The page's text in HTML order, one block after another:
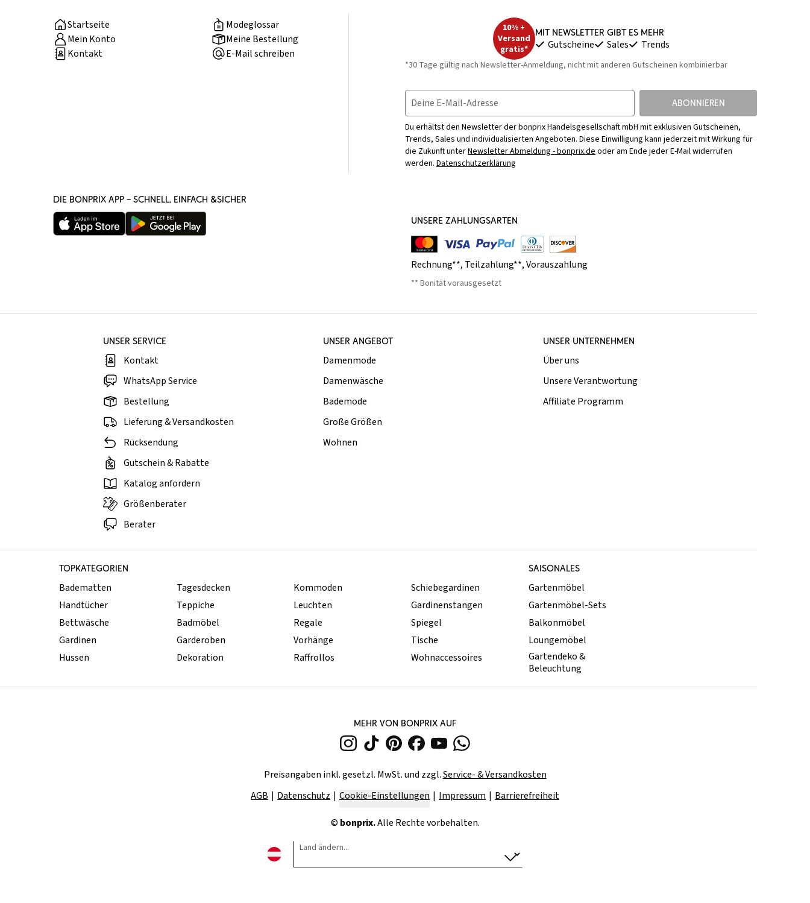
Startseite
Modeglossar
Mein Konto
Meine Bestellung
Kontakt
E-Mail schreiben
10% +
Versand
gratis*
Mit Newsletter gibt es mehr
Gutscheine Sales Trends
*30 Tage gültig nach Newsletter-Anmeldung, nicht mit anderen Gutscheinen kombinierbar
Deine E-Mail-Adresse ABONNIEREN
Du erhältst den Newsletter der bonprix Handelsgesellschaft mbH mit exklusiven Gutscheinen,
Trends, Sales und individualisierten Angeboten. Diese Einwilligung kann jederzeit mit Wirkung für
die Zukunft unterNewsletter Abmeldung - bonprix.deoder am Ende jeder E-Mail widerrufen
werden. Datenschutzerklärung
DIE BONPRIX APP – SCHNELL, EINFACH &SICHER
UNSERE ZAHLUNGSARTEN
Rechnung**, Teilzahlung**,Vorauszahlung
** Bonität vorausgesetzt
UNSER SERVICE
Kontakt
WhatsApp Service
Bestellung
Lieferung & Versandkosten
Rücksendung
Gutschein & Rabatte
Katalog anfordern
Größenberater
Berater
UNSER ANGEBOT
Damenmode
Damenwäsche
Bademode
Große Größen
Wohnen
UNSER UNTERNEHMEN
Über uns
Unsere Verantwortung
Affiliate Programm
TOPKATEGORIEN SAISONALES
Badematten
Handtücher
Bettwäsche
Gardinen
Hussen
Tagesdecken
Teppiche
Badmöbel
Garderoben
Dekoration
Kommoden
Leuchten
Regale
Vorhänge
Raffrollos
Schiebegardinen
Gardinenstangen
Spiegel
Tische
Wohnaccessoires
Gartenmöbel
Gartenmöbel-Sets
Balkonmöbel
Loungemöbel
Gartendeko &
Beleuchtung
MEHR VON BONPRIX AUF
Preisangaben inkl. gesetzl. MwSt. und zzgl.Service- & Versandkosten
AGB
Datenschutz Cookie-Einstellungen Impressum Barrierefreiheit
© bonprix.Alle Rechte vorbehalten.
Land ändern...